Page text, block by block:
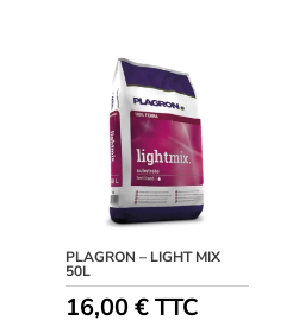
PLAGRON – LIGHT MIX
50L
16,00€TTC